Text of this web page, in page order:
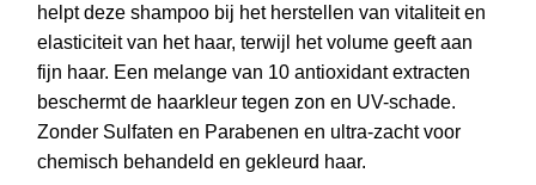
helpt deze shampoo bij het herstellen van vitaliteit en
elasticiteit van het haar, terwijl het volume geeft aan
fijn haar. Een melange van 10 antioxidant extracten
beschermt de haarkleur tegen zon en UV-schade.
Zonder Sulfaten en Parabenen en ultra-zacht voor
chemisch behandeld en gekleurd haar.